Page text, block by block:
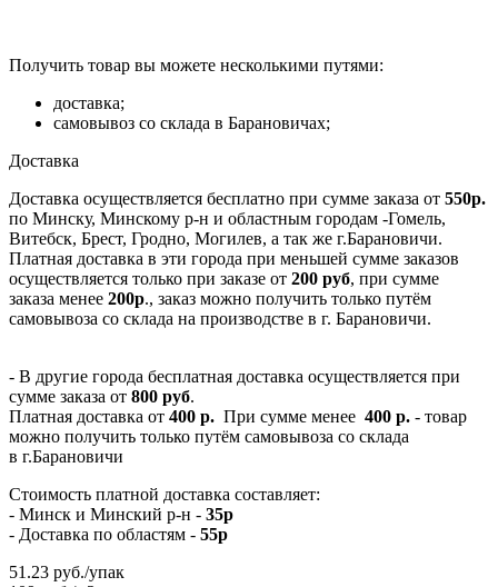
Получить товар вы можете несколькими путями:
доставка;
самовывоз со склада в Барановичах;
Доставка
Доставка осуществляется бесплатно при сумме заказа от 550р.
по Минску, Минскому р-н и областным городам -Гомель,
Витебск, Брест, Гродно, Могилев, а так же г.Барановичи.
Платная доставка в эти города при меньшей сумме заказов
осуществляется только при заказе от 200 руб, при сумме
заказа менее 200р., заказ можно получить только путём
самовывоза со склада на производстве в г. Барановичи.
- В другие города бесплатная доставка осуществляется при
сумме заказа от 800 руб.
Платная доставка от 400 р. При сумме менее 400 р. - товар
можно получить только путём самовывоза со склада
в г.Барановичи
Стоимость платной доставка составляет:
- Минск и Минский р-н - 35р
- Доставка по областям - 55р
51.23 руб./упак